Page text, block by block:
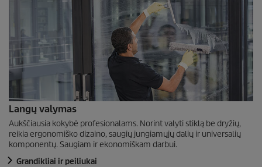
Langų valymas
Aukščiausia kokybė profesionalams. Norint valyti stiklą be dryžių,
reikia ergonomiško dizaino, saugių jungiamųjų dalių ir universalių
komponentų. Saugiam ir ekonomiškam darbui.
Grandikliai ir peiliukai